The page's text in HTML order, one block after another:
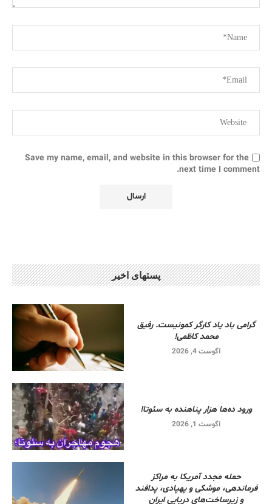
Save my name, email, and website in this browser for the
next time I comment.
پستهای اخیر
گرامی باد یاد کارگر کمونیست. رفیق
محمد کاظمی!
آگوست 4, 2026
ورود ده‌ها هزار پناهنده به سئوتا!
آگوست 1, 2026
حمله مجدد آمریکا به مراکز
فرماندهی، موشکی و پهپادی، پدافند
و زیرساخت‌های دریایی ایران